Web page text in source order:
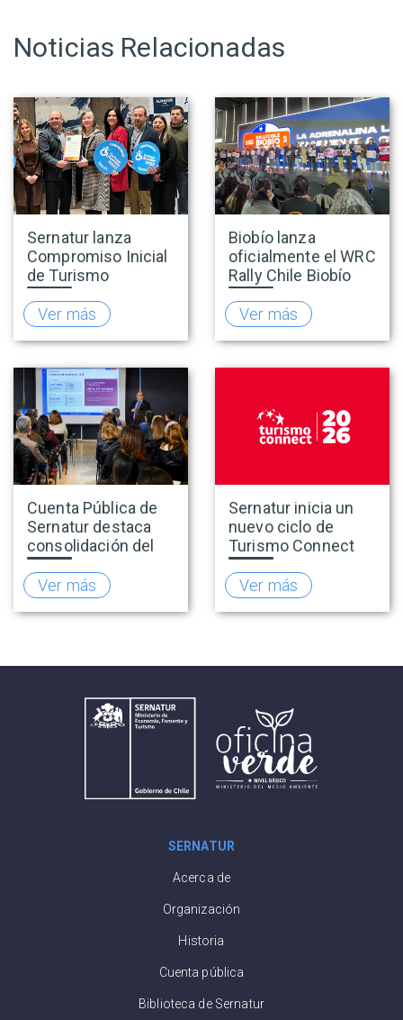
Noticias Relacionadas
Sernatur lanza
Compromiso Inicial
de Turismo
Accesible para
promover una
oferta turística más
inclusiva
Ver más
Biobío lanza
oficialmente el WRC
Rally Chile Biobío
2026 con 141
empresas
adheridas al Sello
Rally
Ver más
Cuenta Pública de
Sernatur destaca
consolidación del
turismo en 2025 y
presenta hoja de
ruta para fortalecer
la competitividad
Ver más
Sernatur inicia un
nuevo ciclo de
Turismo Connect
para fortalecer la
inteligencia de
mercado de la
industria turística
Ver más
SERNATUR
Acerca de
Organización
Historia
Cuenta pública
Biblioteca de Sernatur